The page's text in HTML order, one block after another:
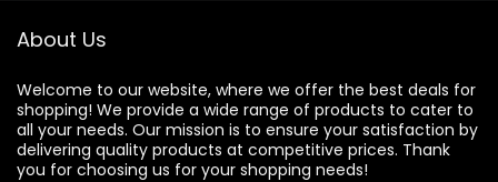
About Us
Welcome to our website, where we offer the best deals for
shopping! We provide a wide range of products to cater to
all your needs. Our mission is to ensure your satisfaction by
delivering quality products at competitive prices. Thank
you for choosing us for your shopping needs!